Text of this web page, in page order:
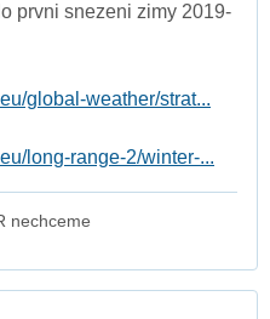
prvni snezeni zimy 2019-
global-weather/strat...
long-range-2/winter-...
nechceme